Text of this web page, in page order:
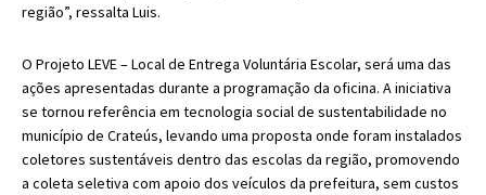
região”, ressalta Luis.
O Projeto LEVE – Local de Entrega Voluntária Escolar, será uma das
ações apresentadas durante a programação da oficina. A iniciativa
se tornou referência em tecnologia social de sustentabilidade no
município de Crateús, levando uma proposta onde foram instalados
coletores sustentáveis dentro das escolas da região, promovendo
a coleta seletiva com apoio dos veículos da prefeitura, sem custos